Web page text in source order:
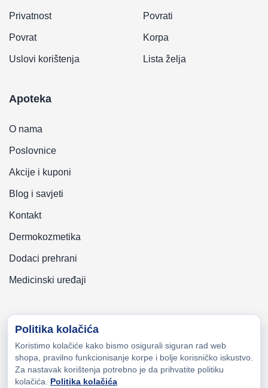
Privatnost
Povrat
Uslovi korištenja
Povrati
Korpa
Lista želja
Apoteka
O nama
Poslovnice
Akcije i kuponi
Blog i savjeti
Kontakt
Dermokozmetika
Dodaci prehrani
Medicinski uređaji
Copyright © 2026 Zeni-Lijek Apoteka. Sva prava zadržana
Politika kolačića
Koristimo kolačiće kako bismo osigurali siguran rad web
shopa, pravilno funkcionisanje korpe i bolje korisničko iskustvo.
Za nastavak korištenja potrebno je da prihvatite politiku
kolačića. Politika kolačića